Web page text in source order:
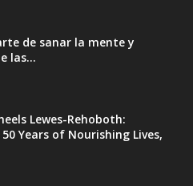
de sanar la mente y
las...
Lewes-Rehoboth:
Years of Nourishing Lives,